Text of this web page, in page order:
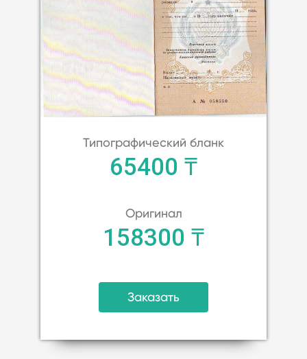
Типографический бланк
65400 ₸
Оригинал
158300 ₸
Заказать